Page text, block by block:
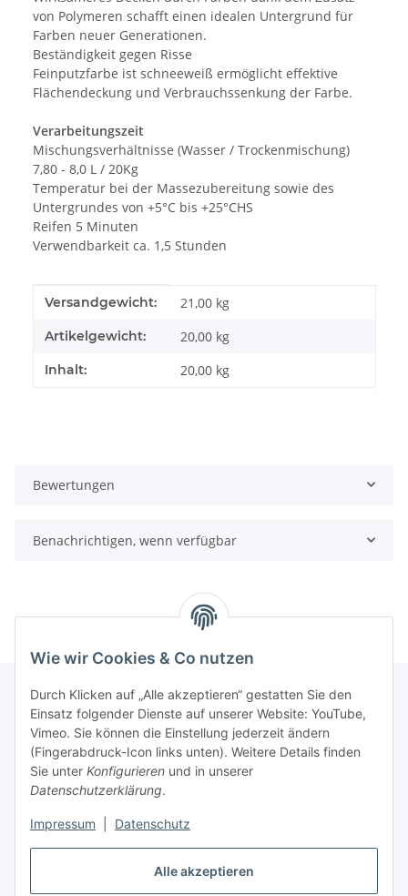
Alle akzeptieren
Wie wir Cookies & Co nutzen
Durch Klicken auf „Alle akzeptieren“ gestatten Sie den
Einsatz folgender Dienste auf unserer Website: YouTube,
Vimeo. Sie können die Einstellung jederzeit ändern
(Fingerabdruck-Icon links unten). Weitere Details finden
Sie unter Konfigurieren und in unserer
Datenschutzerklärung.
Impressum Datenschutz
von Polymeren schafft einen idealen Untergrund für
Farben neuer Generationen.
Beständigkeit gegen Risse
Feinputzfarbe ist schneeweiß ermöglicht effektive
Flächendeckung und Verbrauchssenkung der Farbe.
Verarbeitungszeit
Mischungsverhältnisse (Wasser / Trockenmischung)
7,80 - 8,0 L / 20Kg
Temperatur bei der Massezubereitung sowie des
Untergrundes von +5°C bis +25°CHS
Reifen 5 Minuten
Verwendbarkeit ca. 1,5 Stunden
Produkteigenschaft
Wert
Versandgewicht: 21,00 kg
Artikelgewicht: 20,00 kg
Inhalt: 20,00 kg
Bewertungen
Benachrichtigen, wenn verfügbar
Informationen
Gesetzliche Informationen
Vertrag widerrufen